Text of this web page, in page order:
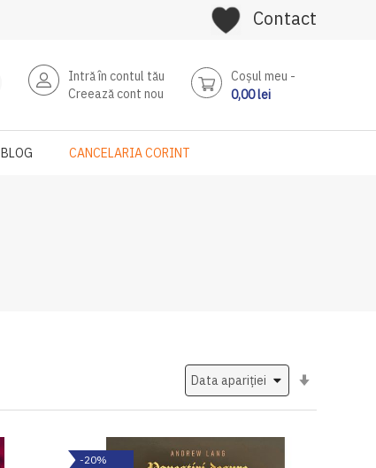
Contact
Intră în contul tău
Creează cont nou
Coşul meu
0,00 lei
BLOG CANCELARIA CORINT
-20%